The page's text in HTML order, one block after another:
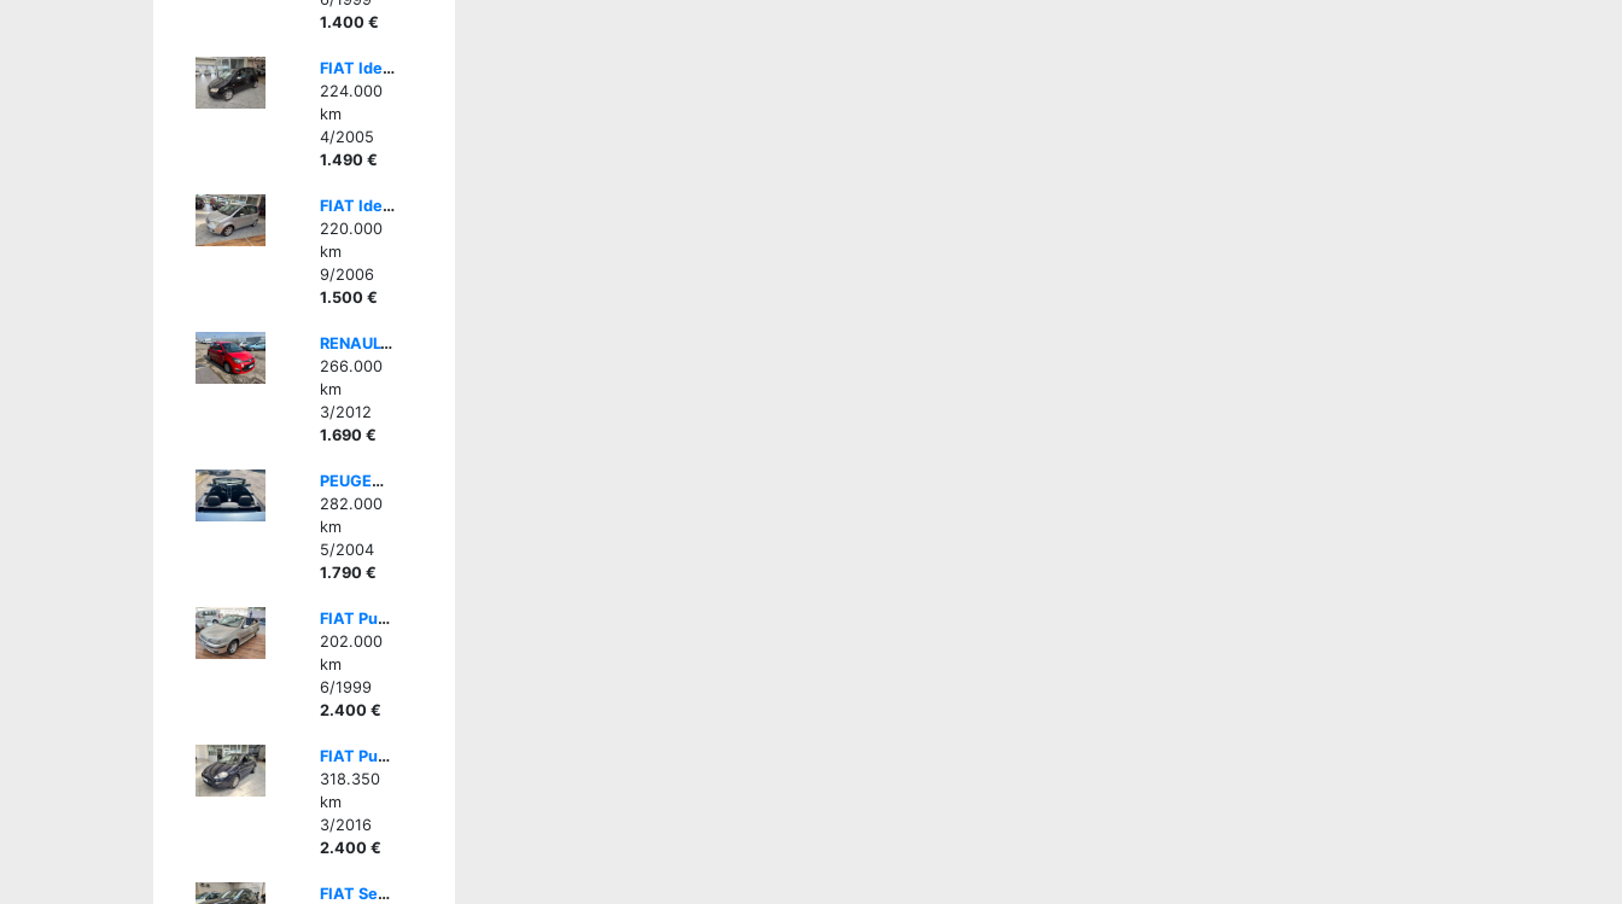
1.400 €
FIAT Idea 1.3 Multijet 16V Emotion
224.000
km
4/2005
1.490 €
FIAT Idea 1.3 Multijet 16V 90 CV Dynamic
220.000
km
9/2006
1.500 €
RENAULT Twingo 1.5 dCi 75CV Wave - BELLA, GOMMATA BENE
266.000
km
3/2012
1.690 €
PEUGEOT 307 1.6 16V 3p. XSI Cabrio Capote Elettric, CLIMA AUTO
282.000
km
5/2004
1.790 €
FIAT Punto 1ª serie 60 cat Cabrio
202.000
km
6/1999
2.400 €
FIAT Punto 1.2 8V 5 porte Street
318.350
km
3/2016
2.400 €
FIAT Sedici 1.6 16V 4x4 Dynamic - GPL- PER OP SETTORE